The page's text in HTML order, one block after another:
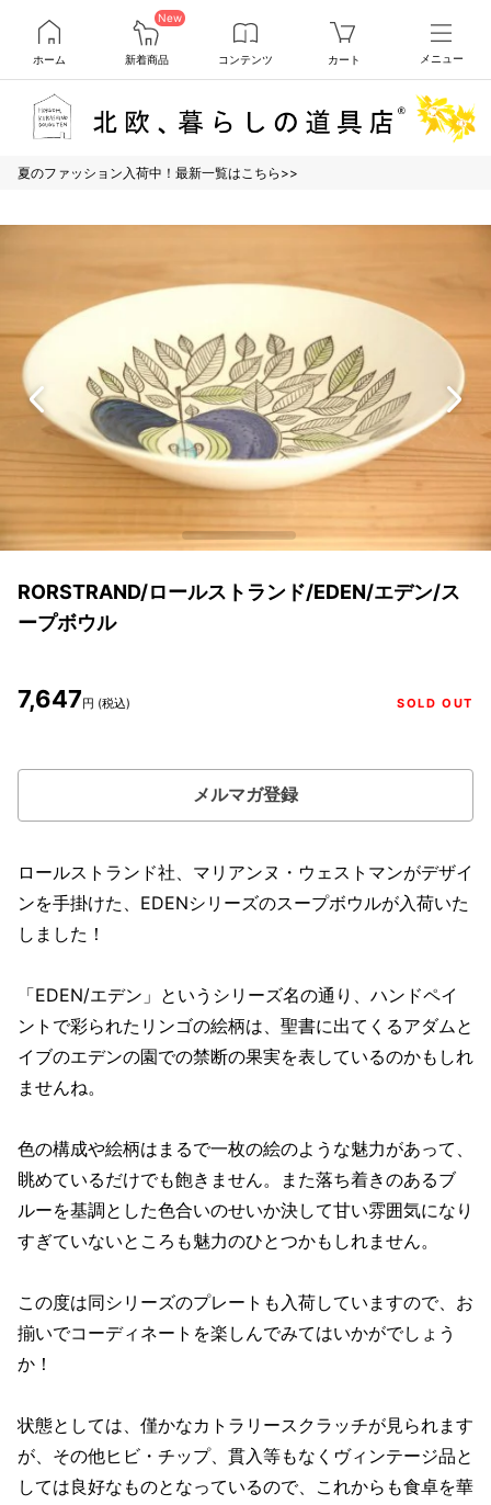
ホーム
New
新着商品 コンテンツ カート メニュー
夏のファッション入荷中！最新一覧はこちら>>
RORSTRAND/ロールストランド/EDEN/エデン/ス
ープボウル
7,647円 (税込) SOLD OUT
メルマガ登録
ロールストランド社、マリアンヌ・ウェストマンがデザイ
ンを手掛けた、EDENシリーズのスープボウルが入荷いた
しました！
「EDEN/エデン」というシリーズ名の通り、ハンドペイ
ントで彩られたリンゴの絵柄は、聖書に出てくるアダムと
イブのエデンの園での禁断の果実を表しているのかもしれ
ませんね。
色の構成や絵柄はまるで一枚の絵のような魅力があって、
眺めているだけでも飽きません。また落ち着きのあるブ
ルーを基調とした色合いのせいか決して甘い雰囲気になり
すぎていないところも魅力のひとつかもしれません。
この度は同シリーズのプレートも入荷していますので、お
揃いでコーディネートを楽しんでみてはいかがでしょう
か！
状態としては、僅かなカトラリースクラッチが見られます
が、その他ヒビ・チップ、貫入等もなくヴィンテージ品と
しては良好なものとなっているので、これからも食卓を華